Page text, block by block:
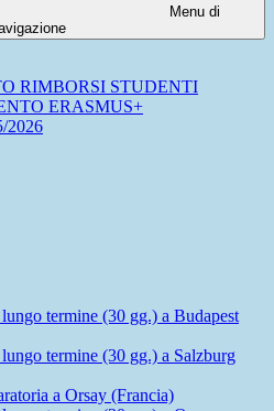
Menu di
RIMBORSI STUDENTI
ERASMUS+
2026
termine (30 gg.) a Budapest
termine (30 gg.) a Salzburg
a Orsay (Francia)